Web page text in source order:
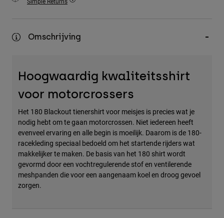
Accessories
Alles bekijken
Omschrijving
Hoogwaardig kwaliteitsshirt
voor motorcrossers
Het 180 Blackout tienershirt voor meisjes is precies wat je
nodig hebt om te gaan motorcrossen. Niet iedereen heeft
evenveel ervaring en alle begin is moeilijk. Daarom is de 180-
racekleding speciaal bedoeld om het startende rijders wat
makkelijker te maken. De basis van het 180 shirt wordt
gevormd door een vochtregulerende stof en ventilerende
meshpanden die voor een aangenaam koel en droog gevoel
zorgen.